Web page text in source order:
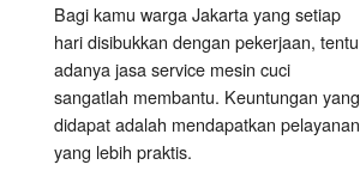
Bagi kamu warga Jakarta yang setiap
hari disibukkan dengan pekerjaan, tentu
adanya jasa service mesin cuci
sangatlah membantu. Keuntungan yang
didapat adalah mendapatkan pelayanan
yang lebih praktis.